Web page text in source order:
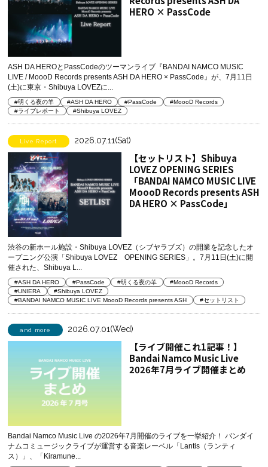
HERO × PassCode
ASH DA HEROとPassCodeのツーマンライブ『BANDAI NAMCO MUSIC
LIVE / MoooD Records presents ASH DA HERO × PassCode』が、7月11日
(土)に東京・Shibuya LOVEZに...
#明くる夜の羊 #ASH DA HERO #PassCode
#MoooD Records
#ライブレポート
#Shibuya LOVEZ
Live Report 2026.07.11(Sat)
【セットリスト】Shibuya
LOVEZ OPENING SERIES
「BANDAI NAMCO MUSIC LIVE
MoooD Records presents ASH
DA HERO × PassCode」
渋谷の新ホール施設・Shibuya LOVEZ（シブヤラブズ）の開業を記念したオ
ープニング公演「Shibuya LOVEZ OPENING SERIES」。7月11日(土)に開
催された、Shibuya L...
#ASH DA HERO #PassCode #明くる夜の羊
#MoooD Records
#UNIERA
#Shibuya LOVEZ
#BANDAI NAMCO MUSIC LIVE MoooD Records presents ASH
#セットリスト
and more 2026.07.01(Wed)
【ライブ開催これ1記事！】
Bandai Namco Music Live
2026年7月ライブ開催まとめ
Bandai Namco Music Live の2026年7月開催のライブを一挙紹介！ バンダイ
ナムコミュージックライブが運営する音楽レーベル「Lantis（ランティ
ス）」、「Kiramune...